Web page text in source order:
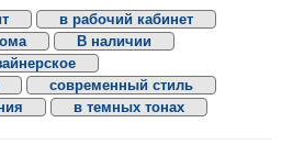
в рабочий кабинет
В наличии
современный стиль
в темных тонах